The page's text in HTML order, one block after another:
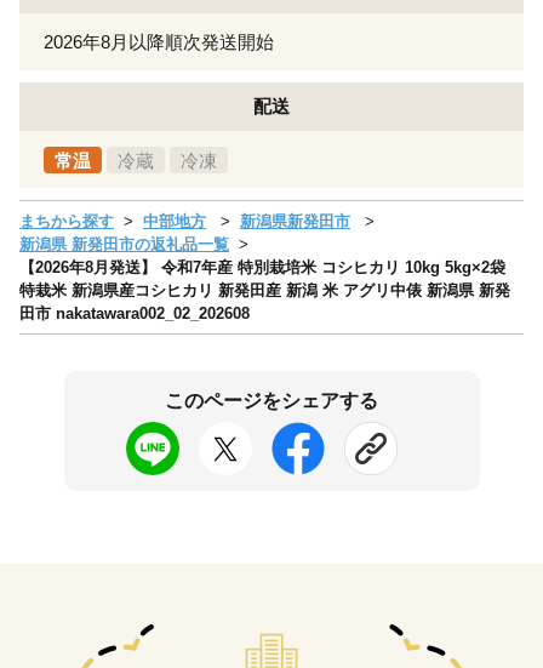
2026年8月以降順次発送開始
配送
常温 冷蔵 冷凍
まちから探す 中部地方
新潟県新発田市
新潟県 新発田市の返礼品一覧
【2026年8月発送】 令和7年産 特別栽培米 コシヒカリ 10kg 5kg×2袋
特栽米 新潟県産コシヒカリ 新発田産 新潟 米 アグリ中俵 新潟県 新発
田市 nakatawara002_02_202608
このページをシェアする